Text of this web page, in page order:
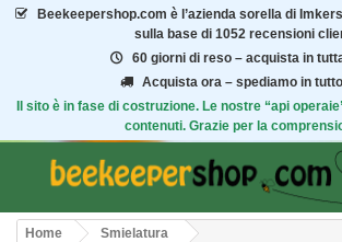
Beekeepershop.com è l’azienda sorella di
sulla base di 1052 recensioni
60 giorni di reso – acquista in
Acquista ora – spediamo in
Il sito è in fase di costruzione. Le nostre “api
contenuti. Grazie per la
Home
Smielatura